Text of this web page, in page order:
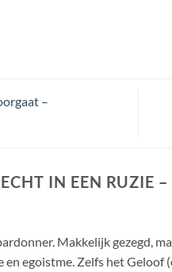
–
IN EEN RUZIE
Makkelijk gezegd,
egoistme. Zelfs het Geloof